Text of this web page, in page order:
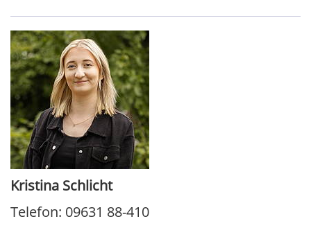
Kristina Schlicht
Telefon: 09631 88-410